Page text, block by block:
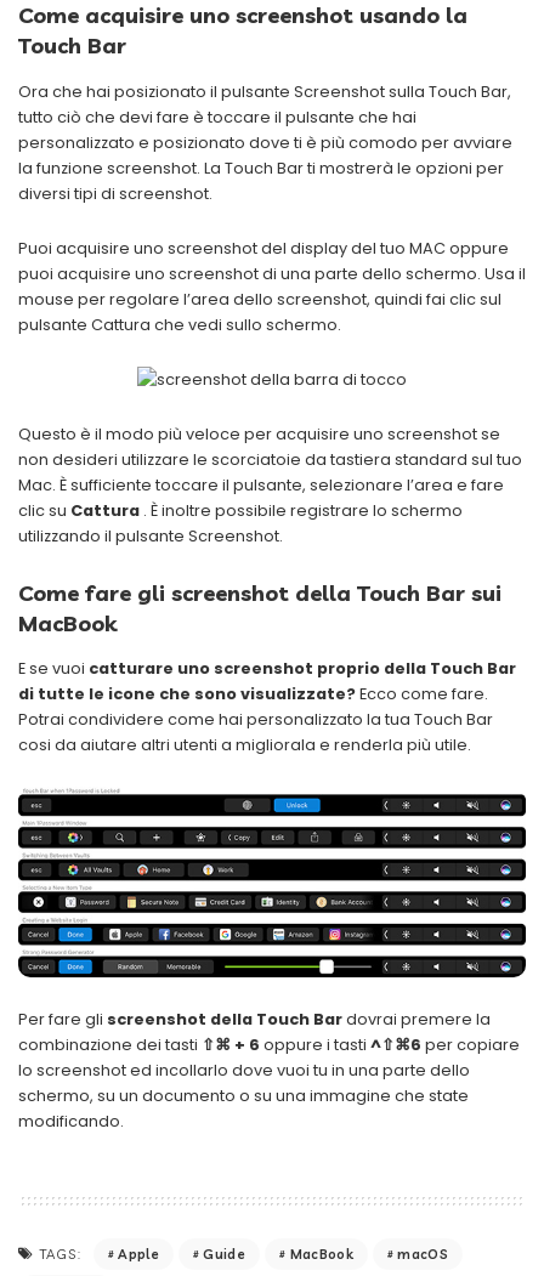
Come acquisire uno screenshot usando la
Touch Bar
Ora che hai posizionato il pulsante Screenshot sulla Touch Bar,
tutto ciò che devi fare è toccare il pulsante che hai
personalizzato e posizionato dove ti è più comodo per avviare
la funzione screenshot. La Touch Bar ti mostrerà le opzioni per
diversi tipi di screenshot.
Puoi acquisire uno screenshot del display del tuo MAC oppure
puoi acquisire uno screenshot di una parte dello schermo. Usa il
mouse per regolare l’area dello screenshot, quindi fai clic sul
pulsante Cattura che vedi sullo schermo.
Questo è il modo più veloce per acquisire uno screenshot se
non desideri utilizzare le scorciatoie da tastiera standard sul tuo
Mac. È sufficiente toccare il pulsante, selezionare l’area e fare
clic su Cattura . È inoltre possibile registrare lo schermo
utilizzando il pulsante Screenshot.
Come fare gli screenshot della Touch Bar sui
MacBook
E se vuoi catturare uno screenshot proprio della Touch Bar
di tutte le icone che sono visualizzate?Ecco come fare.
Potrai condividere come hai personalizzato la tua Touch Bar
cosi da aiutare altri utenti a migliorala e renderla più utile.
Per fare gli screenshot della Touch Bardovrai premere la
combinazione dei tasti ⇧⌘ + 6 oppure i tasti ^⇧⌘6 per copiare
lo screenshot ed incollarlo dove vuoi tu in una parte dello
schermo, su un documento o su una immagine che state
modificando.
TAGS: Apple Guide MacBook macOS